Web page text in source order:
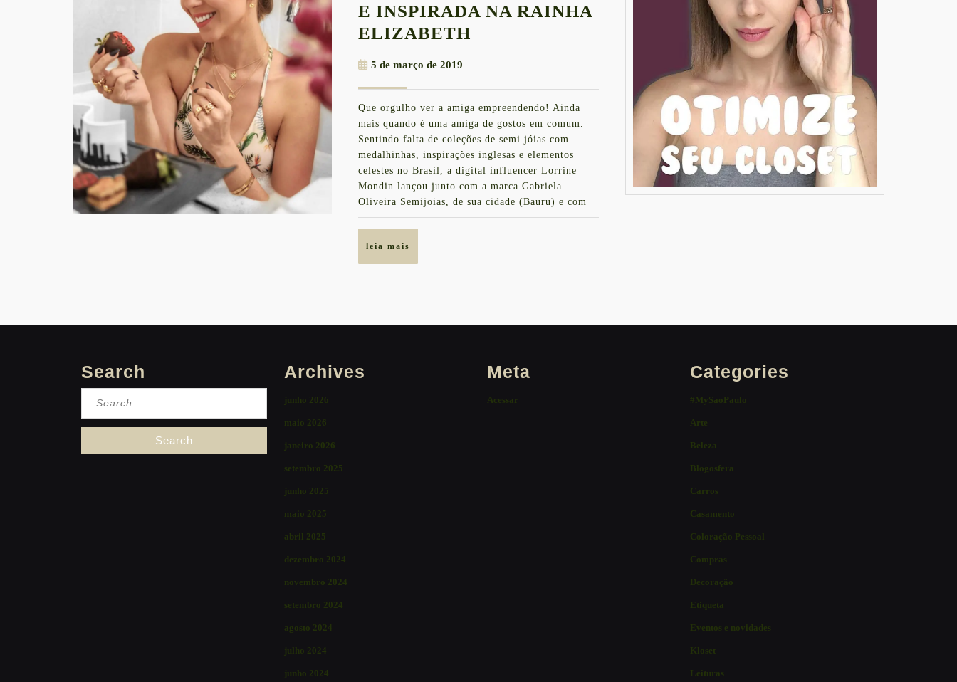
E INSPIRADA NA RAINHA
ELIZABETH
COLEÇÃO
DE
SEMIJOIAS
COM
ELEMENTOS
CELESTES
E
5 de março de 2019
de
2019
Que orgulho ver a amiga empreendendo! Ainda
mais quando é uma amiga de gostos em comum.
Sentindo falta de coleções de semi jóias com
medalhinhas, inspirações inglesas e elementos
celestes no Brasil, a digital influencer Lorrine
Mondin lançou junto com a marca Gabriela
Oliveira Semijoias, de sua cidade (Bauru) e com
leia mais
Search Archives
junho 2026
maio 2026
janeiro 2026
setembro 2025
junho 2025
maio 2025
abril 2025
dezembro 2024
novembro 2024
setembro 2024
agosto 2024
julho 2024
junho 2024
Meta
Acessar
Categories
#MySaoPaulo
Arte
Beleza
Blogosfera
Carros
Casamento
Coloração Pessoal
Compras
Decoração
Etiqueta
Eventos e novidades
Kloset
Leituras